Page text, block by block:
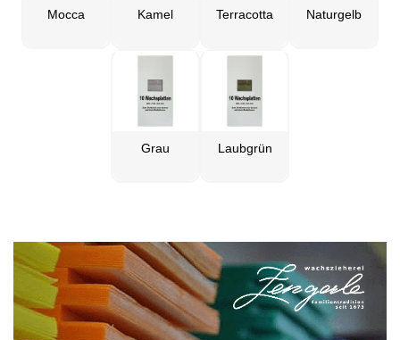
Mocca Kamel Terracotta Naturgelb
Grau Laubgrün